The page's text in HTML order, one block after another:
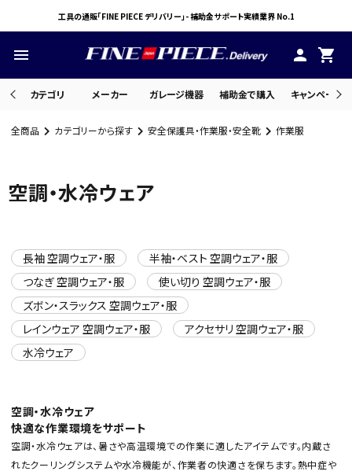
工具の通販「FINE PIECE デリバリー」- 補助金サポート実績業界 No.1
menu person shopping_cart
カテゴリ メーカー ガレージ機器 補助金で購入 キャンペーン
meeting_room ログイン person 会員登録
全商品 カテゴリーから探す 安全保護具・作業服・安全靴 作業服
空調・水冷ウェア
長袖 空調ウェア・服
半袖・ベスト 空調ウェア・服
つなぎ 空調ウェア・服
使い切り 空調ウェア・服
ズボン・スラックス 空調ウェア・服
レインウェア 空調ウェア・服
アクセサリ 空調ウェア・服
水冷ウェア
空調・水冷ウェア
快適な作業環境をサポート
空調・水冷ウェアは、暑さや高温環境での作業に適したアイテムです。内蔵さ
れたクーリングシステムや水冷機能が、作業者の快適さを保ちます。熱中症や